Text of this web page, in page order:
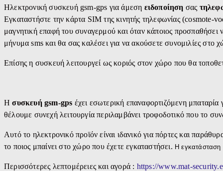
Ηλεκτρονική συσκευή gsm-gps για άμεση ειδοποίηση σας
Εγκαταστήστε την κάρτα SIM της κινητής τηλεφωνίας (cosmote-
μαγνητική επαφή του συναγερμού και όταν κάποιος
μήνυμα sms και θα σας καλέσει για να ακούσετε συνομιλίες στο
Επίσης η συσκευή λειτουργεί ως κοριός στον χώρο που θα
Ησυσκευή gsm-gps έχει εσωτερική επαναφορτιζόμενη
θέλουμε συνεχή λειτουργία περιλαμβάνει τροφοδοτικό που το
Αυτό το ηλεκτρονικό προϊόν είναι ιδανικό για πόρτες και
το ποιος μπαίνει στο χώρο που έχετε εγκαταστήσει. Η εγκατάσταση
Περισσότερες λεπτομέρειες και αγορά : https://www.mat-